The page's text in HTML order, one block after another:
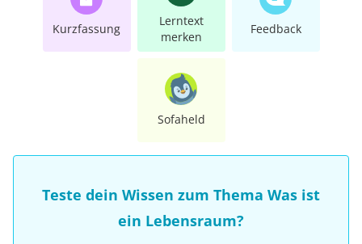
Kurzfassung
Lerntext
merken
Feedback
Sofaheld
Teste dein Wissen zum Thema Was ist
ein Lebensraum?